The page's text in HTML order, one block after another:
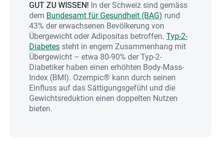
GUT ZU WISSEN! In der Schweiz sind gemäss
dem Bundesamt für Gesundheit (BAG) rund
43% der erwachsenen Bevölkerung von
Übergewicht oder Adipositas betroffen.Typ-2-
Diabetes steht in engem Zusammenhang mit
Übergewicht – etwa 80-90% der Typ-2-
Diabetiker haben einen erhöhten Body-Mass-
Index (BMI). Ozempic® kann durch seinen
Einfluss auf das Sättigungsgefühl und die
Gewichtsreduktion einen doppelten Nutzen
bieten.